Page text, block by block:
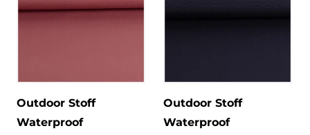
Outdoor Stoff
Waterproof
Outdoor Stoff
Waterproof